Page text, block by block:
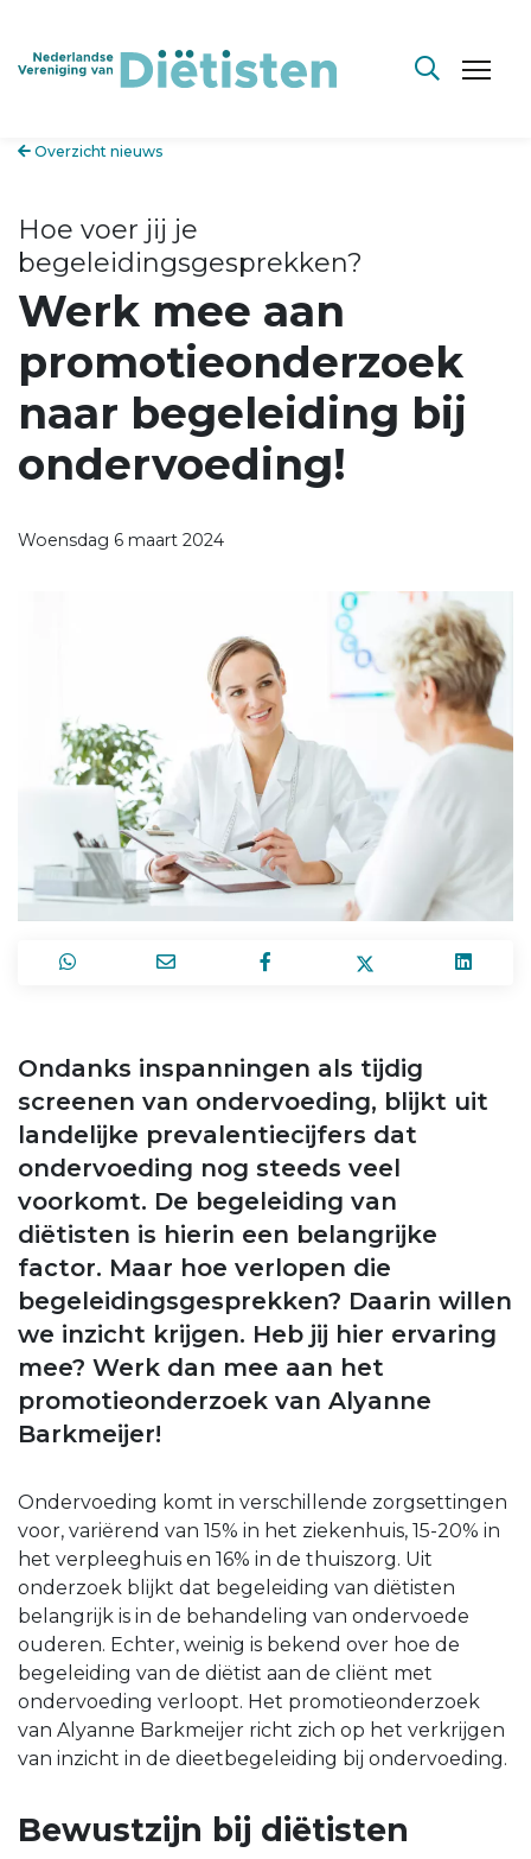
Overzicht nieuws
Hoe voer jij je
begeleidingsgesprekken?
Werk mee aan
promotieonderzoek
naar begeleiding bij
ondervoeding!
Woensdag 6 maart 2024
Ondanks inspanningen als tijdig
screenen van ondervoeding, blijkt uit
landelijke prevalentiecijfers dat
ondervoeding nog steeds veel
voorkomt. De begeleiding van
diëtisten is hierin een belangrijke
factor. Maar hoe verlopen die
begeleidingsgesprekken? Daarin willen
we inzicht krijgen. Heb jij hier ervaring
mee? Werk dan mee aan het
promotieonderzoek van Alyanne
Barkmeijer!
Ondervoeding komt in verschillende zorgsettingen
voor, variërend van 15% in het ziekenhuis, 15-20% in
het verpleeghuis en 16% in de thuiszorg. Uit
onderzoek blijkt dat begeleiding van diëtisten
belangrijk is in de behandeling van ondervoede
ouderen. Echter, weinig is bekend over hoe de
begeleiding van de diëtist aan de cliënt met
ondervoeding verloopt. Het promotieonderzoek
van Alyanne Barkmeijer richt zich op het verkrijgen
van inzicht in de dieetbegeleiding bij ondervoeding.
Bewustzijn bij diëtisten